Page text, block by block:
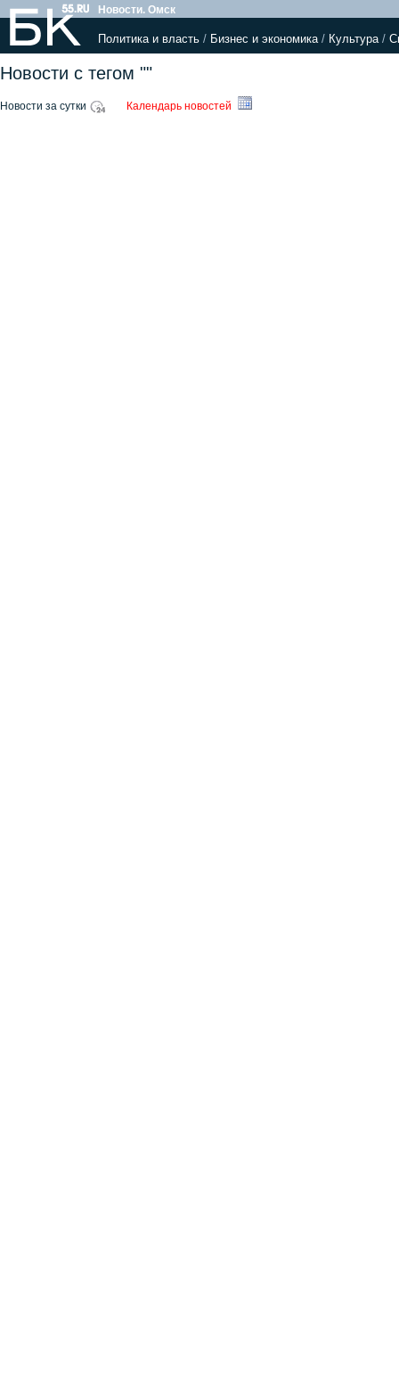
Новости. Омск
Политика и власть / Бизнес и экономика/ Культура/
Новости с тегом ""
Новости за сутки Календарь новостей